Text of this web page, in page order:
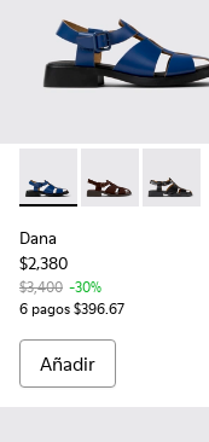
Dana - K201489-011
Dana - Dana -
Dana
$2,380
$3,400 -30%
6 pagos $396.67
Añadir